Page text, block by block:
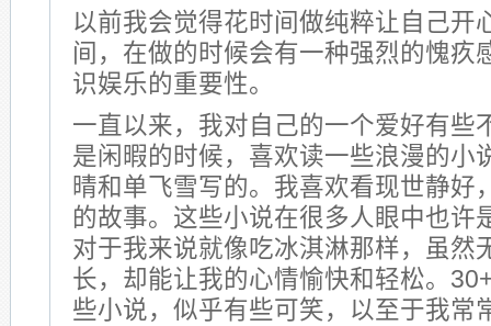
以前我会觉得花时间做纯粹让自己开
间，在做的时候会有一种强烈的愧疚
识娱乐的重要性。
一直以来，我对自己的一个爱好有些
是闲暇的时候，喜欢读一些浪漫的小
晴和单飞雪写的。我喜欢看现世静好
的故事。这些小说在很多人眼中也许
对于我来说就像吃冰淇淋那样，虽然
长，却能让我的心情愉快和轻松。
些小说，似乎有些可笑，以至于我常